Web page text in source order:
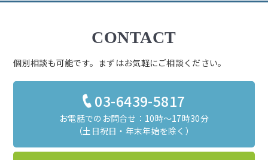
CONTACT
個別相談も可能です。まずはお気軽にご相談ください。
03-6439-5817
お電話でのお問合せ：10時～17時30分
（土日祝日・年末年始を除く）